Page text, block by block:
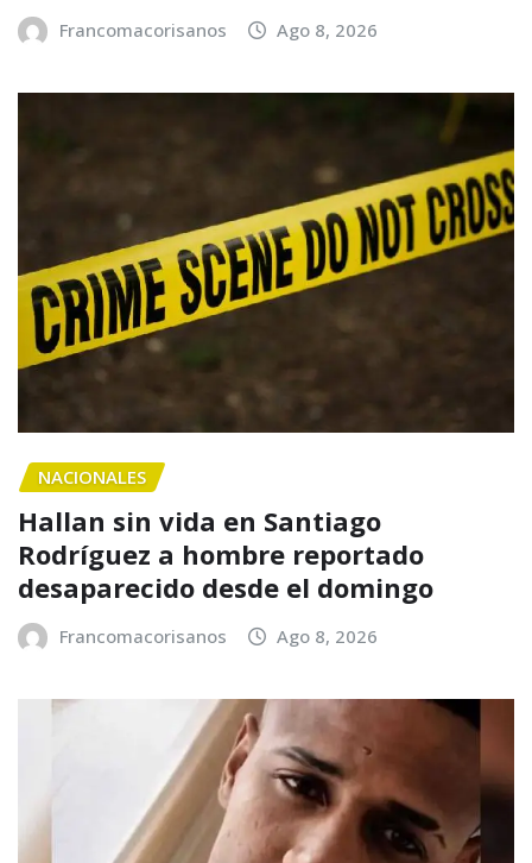
Francomacorisanos Ago 8, 2026
NACIONALES
Hallan sin vida en Santiago
Rodríguez a hombre reportado
desaparecido desde el domingo
Francomacorisanos Ago 8, 2026